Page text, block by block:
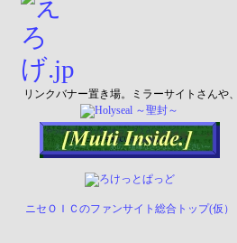
リンクバナー置き場。ミラーサイトさんや
ニセＯＩＣのファンサイト総合トップ(仮）